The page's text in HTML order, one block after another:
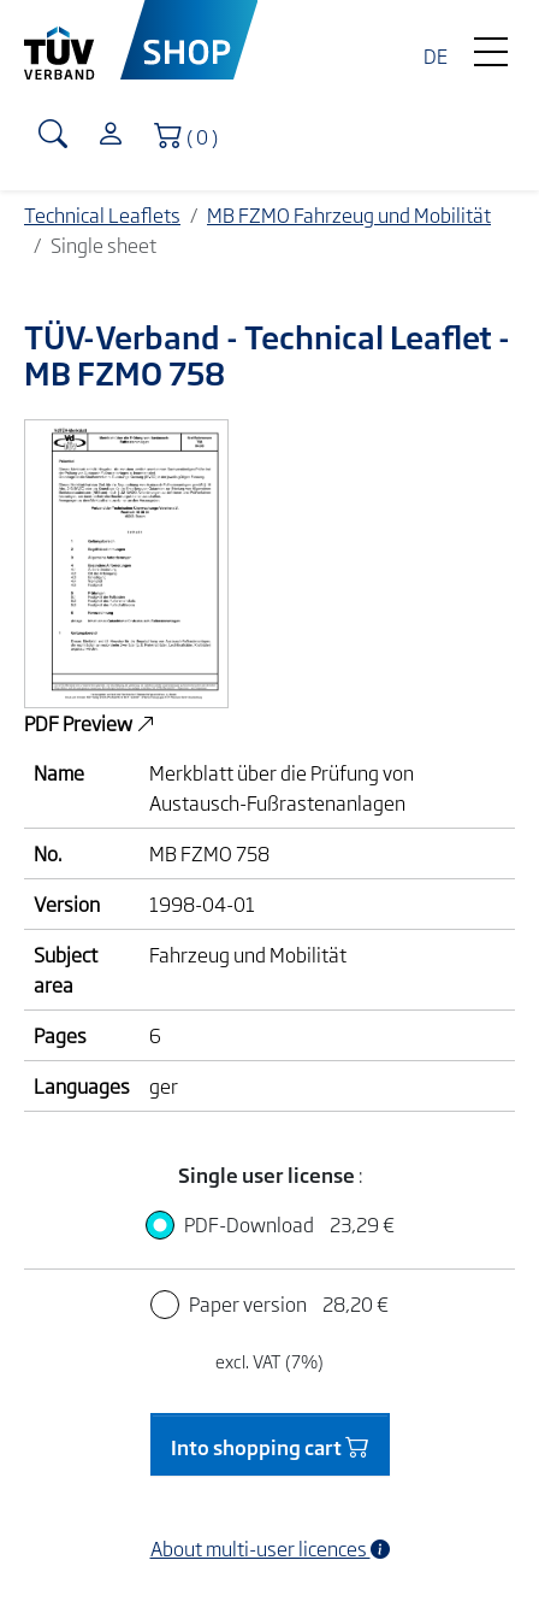
DE
Shopping Cart
( 0 )
Technical Leaflets
MB FZMO Fahrzeug und Mobilität
Single sheet
TÜV-Verband - Technical Leaflet -
MB FZMO 758
PDF Preview
Name
Merkblatt über die Prüfung von
Austausch-Fußrastenanlagen
No.
MB FZMO 758
Version
1998-04-01
Subject
area
Fahrzeug und Mobilität
Pages
6
Languages
ger
Single user license :
PDF-Download
23,29 €
Paper version 28,20 €
excl. VAT (7%)
Into shopping cart
About multi-user licences